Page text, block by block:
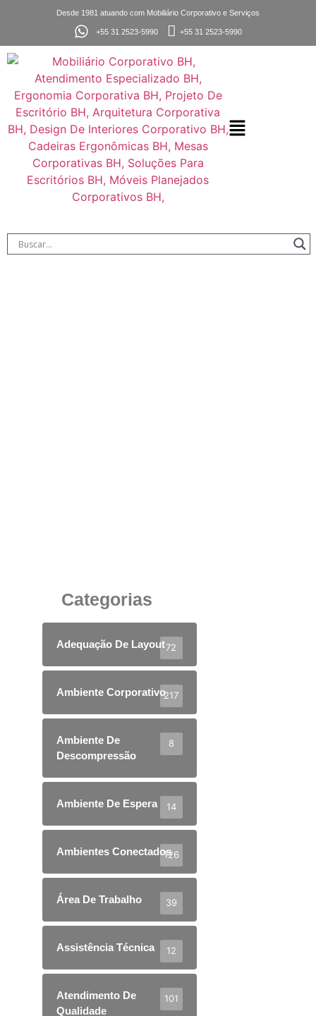
Desde 1981 atuando com Mobiliário Corporativo e Serviços
+55 31 2523-5990 +55 31 2523-5990
Categorias
Adequação De Layout72
Ambiente Corporativo217
Ambiente De
Descompressão
8
Ambiente De Espera 14
Ambientes Conectados126
Área De Trabalho 39
Assistência Técnica 12
Atendimento De
Qualidade
101